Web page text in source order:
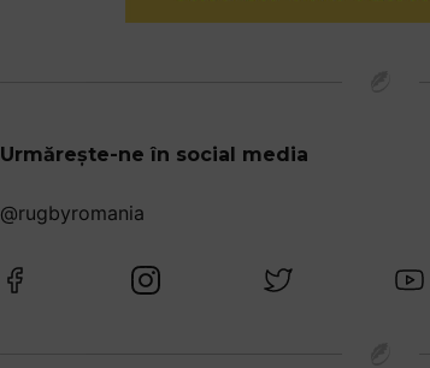
Urmărește-ne în social media
@rugbyromania